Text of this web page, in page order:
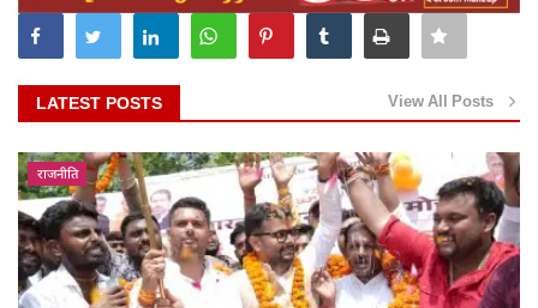
LATEST POSTS View All Posts
राजनीति